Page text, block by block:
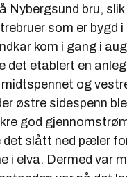
Nybergsund bru,
som er bygd i
kom i gang i
det etablert en
og
østre sidespenn
god
det slått ned pæler
i elva. Dermed var